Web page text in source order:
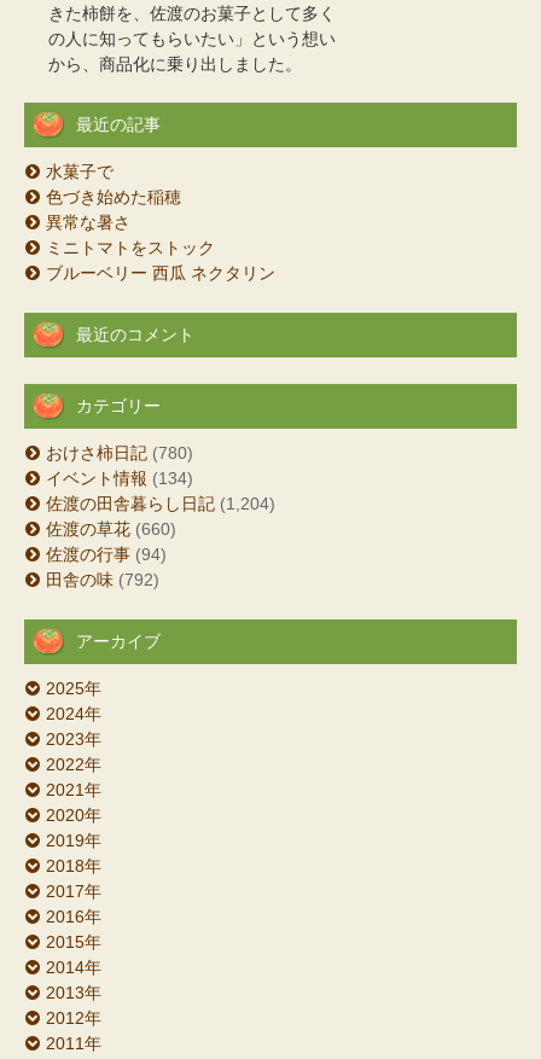
きた柿餅を、佐渡のお菓子として多く
の人に知ってもらいたい」という想い
から、商品化に乗り出しました。
最近の記事
水菓子で
色づき始めた稲穂
異常な暑さ
ミニトマトをストック
ブルーベリー 西瓜 ネクタリン
最近のコメント
カテゴリー
おけさ柿日記 (780)
イベント情報 (134)
佐渡の田舎暮らし日記 (1,204)
佐渡の草花 (660)
佐渡の行事 (94)
田舎の味 (792)
アーカイブ
2025年
2024年
2023年
2022年
2021年
2020年
2019年
2018年
2017年
2016年
2015年
2014年
2013年
2012年
2011年